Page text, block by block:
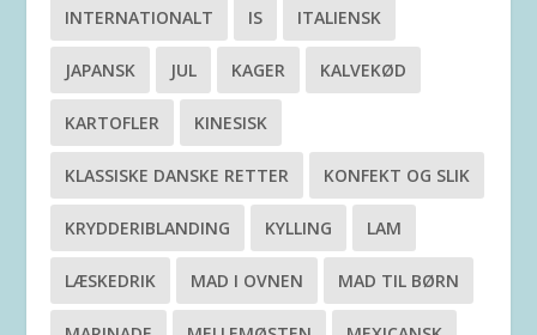
INTERNATIONALT IS ITALIENSK
JAPANSK JUL KAGER KALVEKØD
KARTOFLER KINESISK
KLASSISKE DANSKE RETTER KONFEKT OG SLIK
KRYDDERIBLANDING KYLLING LAM
LÆSKEDRIK MAD I OVNEN MAD TIL BØRN